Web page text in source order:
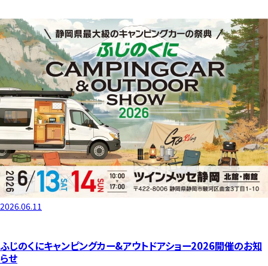
2026.06.11
ふじのくにキャンピングカー&アウトドアショー2026開催のお知
らせ